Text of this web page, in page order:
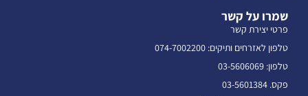
שמרו על קשר
פרטי יצירת קשר
טלפון לאזרחים ותיקים: 074-7002200
טלפון: 03-5606069
פקס. 03-5601384